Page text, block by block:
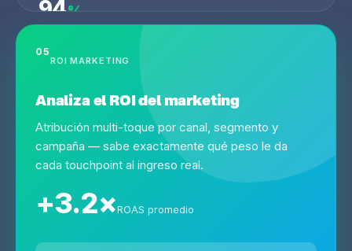
94%
PRECISIÓN
05
ROI MARKETING
Analiza el ROI del marketing
Atribución multi-toque por canal, segmento y
campaña — sabe exactamente qué peso le da
cada touchpoint al ingreso real.
+3.2×ROAS promedio